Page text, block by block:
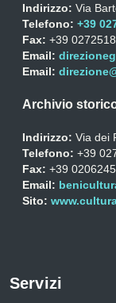
Indirizzo: Via
Telefono: +39
Fax: +39
Email:
Email:
Archivio
Indirizzo: Via dei
Telefono: +39
Fax: +39
Email:
Sito:
Servizi